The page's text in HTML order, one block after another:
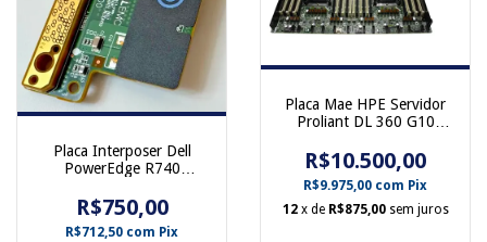
Placa Interposer Dell
PowerEdge R740
H750 Mini Mono
004M4C
R$750,00
R$712,50 com Pix
Placa Mae HPE Servidor
Proliant DL 360 G10
R$10.500,00
R$9.975,00 com Pix
12 x de R$875,00 sem juros